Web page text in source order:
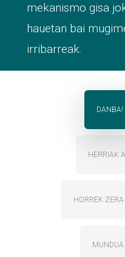
mekanismo gisa
hauetan bai
irribarreak.
DANBA!
HERRIAK
HORREK